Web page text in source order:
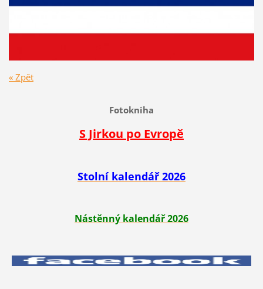
« Zpět
Fotokniha
S Jirkou po Evropě
Stolní kalendář 2026
Nástěnný kalendář 2026